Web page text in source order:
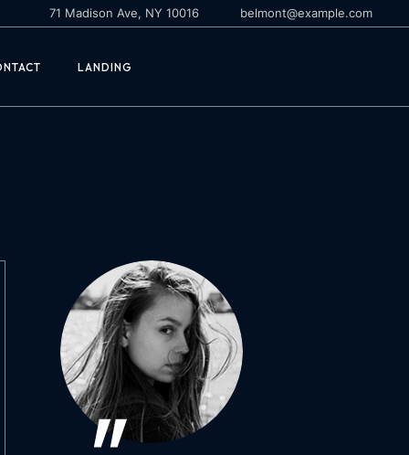
71 Madison Ave, NY 10016 belmont@example.com
LANDING